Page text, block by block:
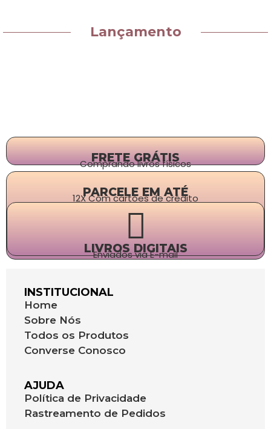
Lançamento
FRETE GRÁTIS
Comprando livros físicos
PARCELE EM ATÉ
12X Com cartões de crédito
LIVROS DIGITAIS
Enviados via E-mail
INSTITUCIONAL
Home
Sobre Nós
Todos os Produtos
Converse Conosco
AJUDA
Política de Privacidade
Rastreamento de Pedidos